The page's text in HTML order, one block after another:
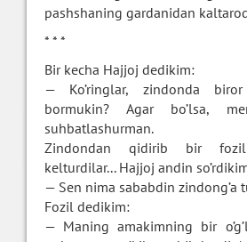
pashshaning gardanidan
* * *
Bir kecha Hajjoj dedikim:
— Ko’ringlar, zindonda
bormukin? Agar bo’lsa,
suhbatlashurman.
Zindondan qidirib bir
kelturdilar... Hajjoj andin
— Sen nima sababdin zindong’a
Fozil dedikim:
— Maning amakimning bir